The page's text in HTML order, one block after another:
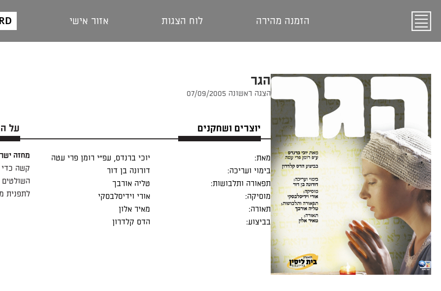
הזמנה מהירה לוח הצגות אזור אישי
הגר
הצגה ראשונה 07/09/2005
על
מחזה
קשה כדי
לתפנית
יוצרים ושחקנים
מאת:
יוכי ברנדס, עפ"י רומן פרי עטה
בימוי ועריכה:
דורונה בן דור
תפאורה ותלבושות:
טליה אורבך
מוסיקה:
אורי וידיסלבסקי
תאורה:
מאיר אלון
בביצוע:
הדס קלדרון